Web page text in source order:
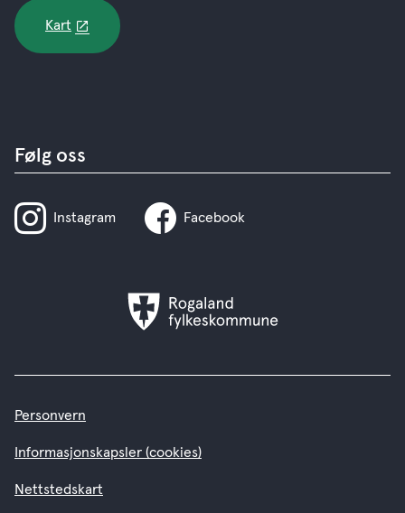
Kart
Følg oss
Instagram Facebook
Rogaland
fylkeskommune
Personvern
Informasjonskapsler (cookies)
Nettstedskart